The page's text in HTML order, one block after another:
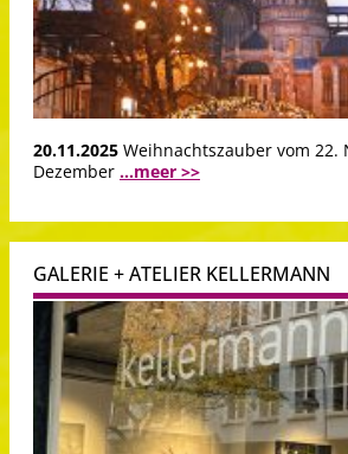
20.11.2025 Weihnachtszauber vom 22.
Dezember ...meer >>
GALERIE + ATELIER KELLERMANN